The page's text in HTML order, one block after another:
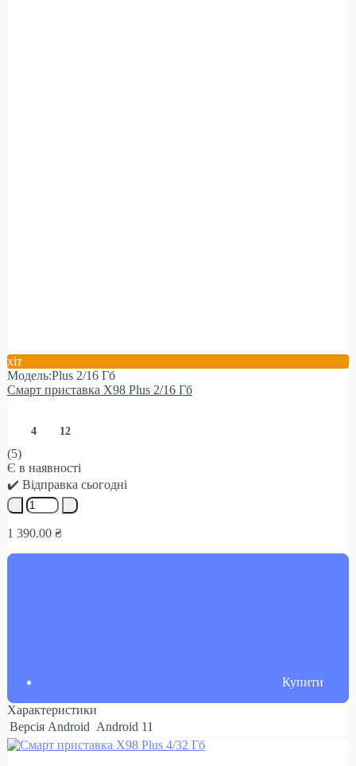
хіт
Модель:Plus 2/16 Гб
Смарт приставка X98 Plus 2/16 Гб
4 12
(5)
Є в наявності
✔️ Відправка сьогодні
1 390.00 ₴
Купити
Характеристики
Версія Android Android 11